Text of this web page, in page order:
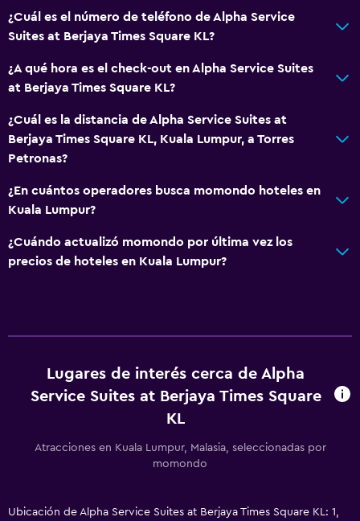
¿Cuál es el número de teléfono de Alpha Service
Suites at Berjaya Times Square KL?
¿A qué hora es el check-out en Alpha Service Suites
at Berjaya Times Square KL?
¿Cuál es la distancia de Alpha Service Suites at
Berjaya Times Square KL, Kuala Lumpur, a Torres
Petronas?
¿En cuántos operadores busca momondo hoteles en
Kuala Lumpur?
¿Cuándo actualizó momondo por última vez los
precios de hoteles en Kuala Lumpur?
Lugares de interés cerca de Alpha
Service Suites at Berjaya Times Square
KL
Atracciones en Kuala Lumpur, Malasia, seleccionadas por
momondo
Ubicación de Alpha Service Suites at Berjaya Times Square KL: 1,